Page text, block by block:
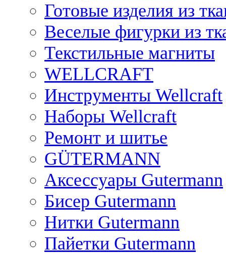
Готовые изделия из
Веселые фигурки из
Текстильные магниты
WELLCRAFT
Инструменты Wellcraft
Наборы Wellcraft
Ремонт и шитье
GÜTERMANN
Аксессуары Gutermann
Бисер Gutermann
Нитки Gutermann
Пайетки Gutermann